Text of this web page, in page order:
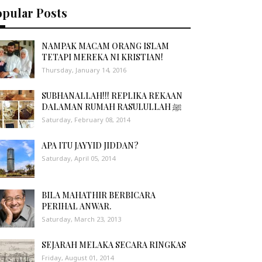
Posts
NAMPAK MACAM ORANG ISLAM
TETAPI MEREKA NI KRISTIAN!
Thursday, January 14, 2016
SUBHANALLAH!!! REPLIKA REKAAN
DALAMAN RUMAH RASULULLAH ﷺ
Saturday, February 08, 2014
APA ITU JAYYID JIDDAN?
Saturday, April 05, 2014
BILA MAHATHIR BERBICARA
PERIHAL ANWAR.
Saturday, March 23, 2013
SEJARAH MELAKA SECARA RINGKAS
Friday, August 01, 2014